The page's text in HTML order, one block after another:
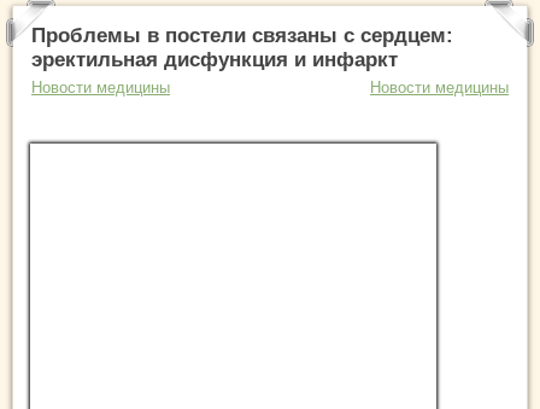
Проблемы в постели связаны с сердцем:
эректильная дисфункция и инфаркт
Новости медицины Новости медицины